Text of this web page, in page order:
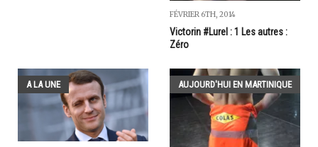
FÉVRIER 6TH, 2014
Victorin #Lurel : 1 Les autres :
Zéro
A LA UNE AUJOURD'HUI EN MARTINIQUE